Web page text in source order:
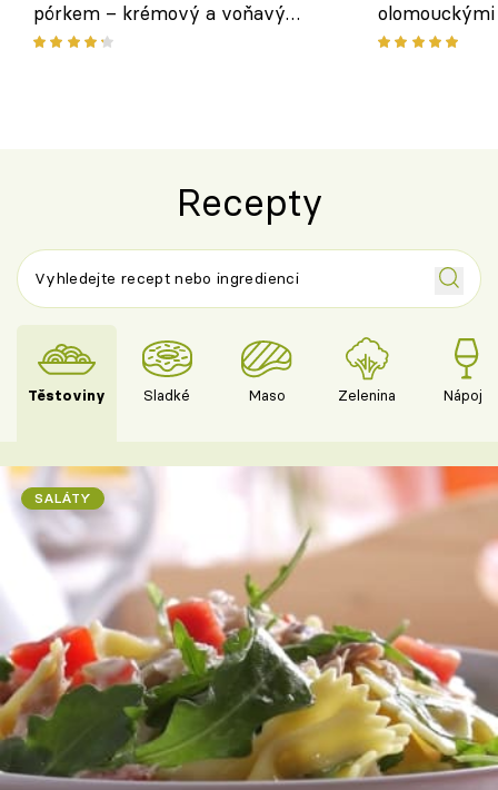
pórkem – krémový a voňavý
pokrm z jednoho hrnce
bezlepkový
Recepty
Těstoviny Sladké Maso Zelenina Nápoje
SALÁTY